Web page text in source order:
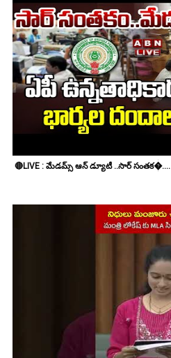
🔴LIVE : మేడమ్స్ ఆన్ డ్యూటీ ..సార్ సంతక�....